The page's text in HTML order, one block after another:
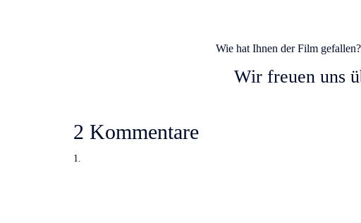
Wie hat Ihnen der Film
Wir freuen uns
2 Kommentare